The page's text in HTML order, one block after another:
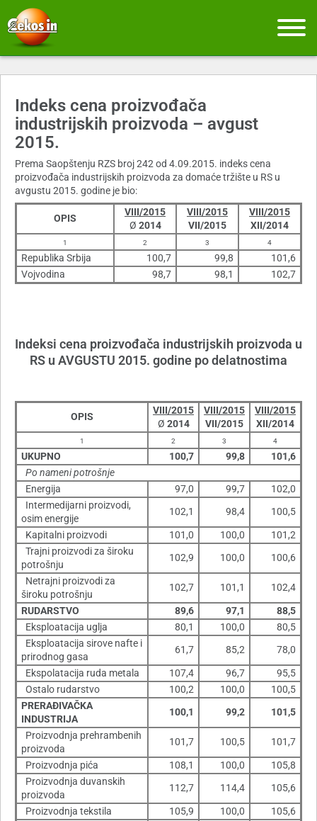
Indeks cena proizvođača
industrijskih proizvoda – avgust
2015.
Prema Saopštenju RZS broj 242 od 4.09.2015. indeks cena
proizvođača industrijskih proizvoda za domaće tržište u RS u
avgustu 2015. godine je bio:
OPIS
VIII/2015
Ø 2014
VIII/2015
VII/2015
VIII/2015
XII/2014
1 2 3 4
Republika Srbija 100,7 99,8
101,6
Vojvodina
98,7 98,1 102,7
Indeksi cena proizvođača industrijskih proizvoda u
RS u AVGUSTU 2015. godine po delatnostima
OPIS
VIII/2015
Ø 2014
VIII/2015
VII/2015
VIII/2015
XII/2014
1 2 3 4
UKUPNO 100,7 99,8
101,6
Po nameni potrošnje
Energija
97,0 99,7
102,0
Intermedijarni proizvodi,
osim energije
102,1 98,4 100,5
Kapitalni proizvodi 101,0 100,0
101,2
Trajni proizvodi za široku
potrošnju
102,9 100,0 100,6
Netrajni proizvodi za
široku potrošnju
102,7 101,1 102,4
RUDARSTVO 89,6 97,1
88,5
Eksploatacija uglja
80,1 100,0
80,5
Eksploatacija sirove nafte i
prirodnog gasa
61,7 85,2 78,0
Ekspolatacija ruda metala 107,4 96,7
95,5
Ostalo rudarstvo
100,2 100,0
100,5
PRERAÐIVAČKA
INDUSTRIJA
100,1 99,2 101,5
Proizvodnja prehrambenih
proizvoda
101,7 100,5 101,7
Proizvodnja pića 108,1 100,0
105,8
Proizvodnja duvanskih
proizvoda
112,7 114,4 105,6
Proizvodnja tekstila 105,9 100,0
105,6